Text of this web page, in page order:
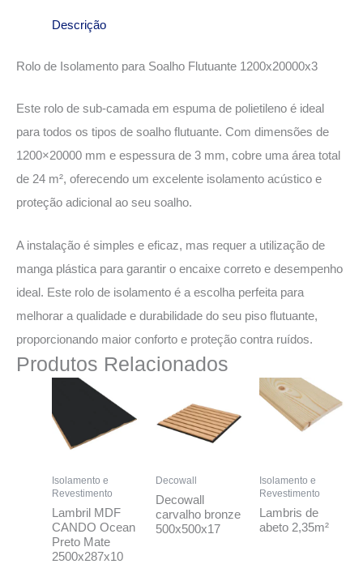
Descrição
Rolo de Isolamento para Soalho Flutuante 1200x20000x3
Este rolo de sub-camada em espuma de polietileno é ideal
para todos os tipos de soalho flutuante. Com dimensões de
1200×20000 mm e espessura de 3 mm, cobre uma área total
de 24 m², oferecendo um excelente isolamento acústico e
proteção adicional ao seu soalho.
A instalação é simples e eficaz, mas requer a utilização de
manga plástica para garantir o encaixe correto e desempenho
ideal. Este rolo de isolamento é a escolha perfeita para
melhorar a qualidade e durabilidade do seu piso flutuante,
proporcionando maior conforto e proteção contra ruídos.
Produtos Relacionados
Isolamento e
Revestimento
Lambril MDF
CANDO Ocean
Preto Mate
2500x287x10
Decowall
Decowall
carvalho bronze
500x500x17
Isolamento e
Revestimento
Lambris de
abeto 2,35m²